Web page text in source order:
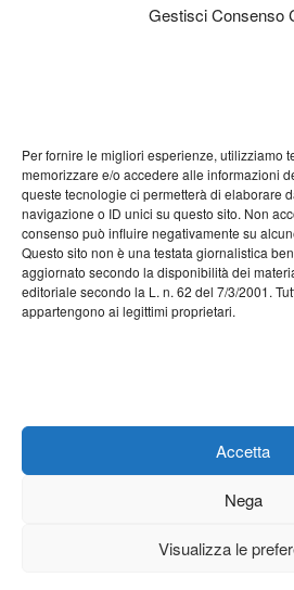
Gestisci Consenso
Per fornire le migliori esperienze, utilizziamo
memorizzare e/o accedere alle informazioni
queste tecnologie ci permetterà di elaborare
navigazione o ID unici su questo sito. Non
consenso può influire negativamente su
Questo sito non è una testata giornalistica
aggiornato secondo la disponibilità dei
editoriale secondo la L. n. 62 del 7/3/2001.
appartengono ai legittimi proprietari.
Accetta
Nega
Visualizza le
Agosto 2022
Luglio 2022
Giugno 2022
Maggio 2022
Aprile 2022